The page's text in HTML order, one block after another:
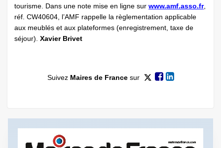
tourisme. Dans une note mise en ligne sur www.amf.asso.fr,
réf. CW40604, l’AMF rappelle la règlementation applicable
aux meublés et aux plateformes (enregistrement, taxe de
séjour). Xavier Brivet
Suivez Maires de Francesur